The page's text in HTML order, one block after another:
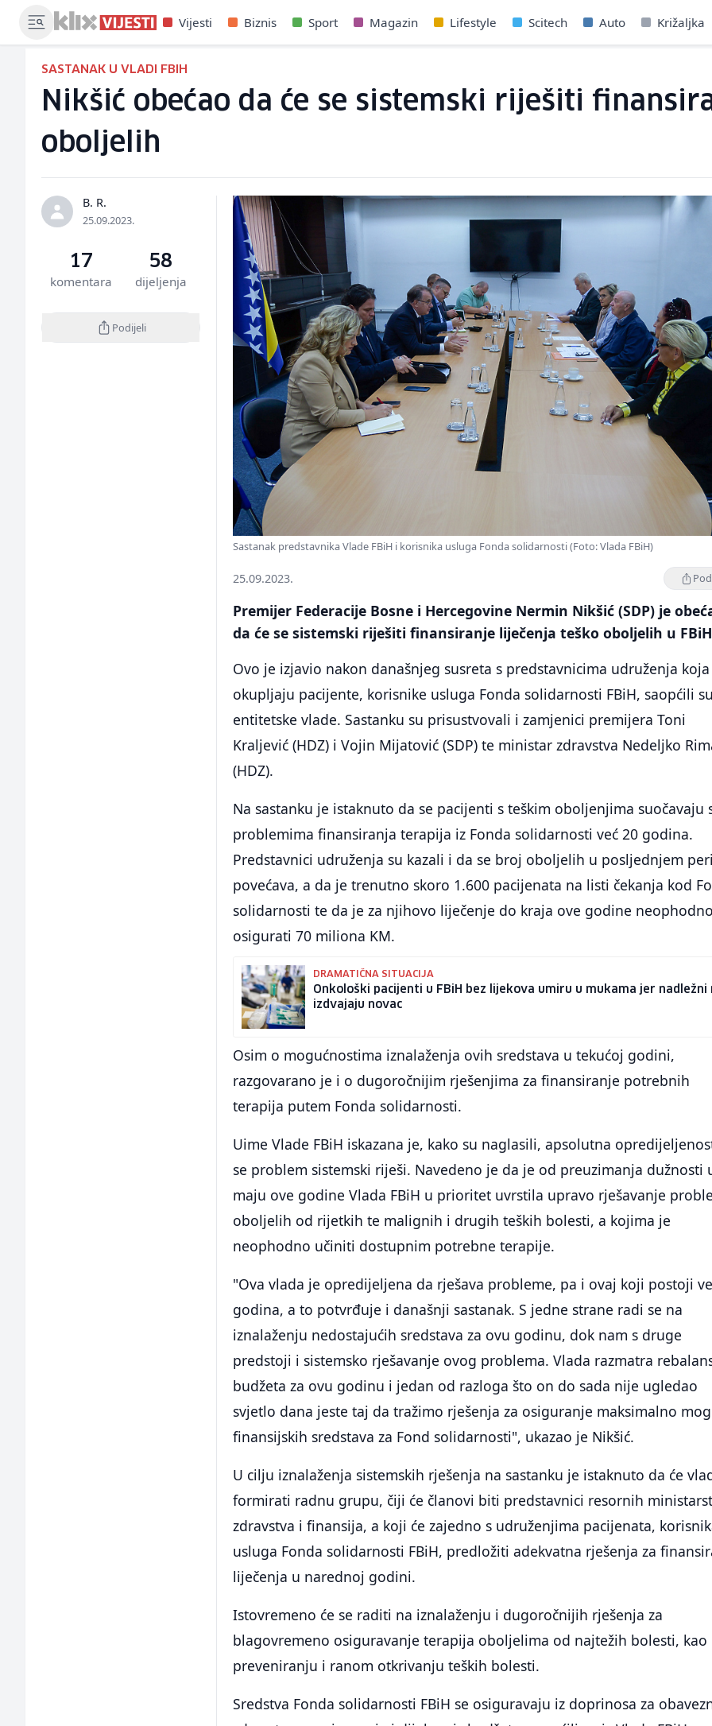
Vijesti Biznis Sport Magazin Lifestyle Scitech Auto Križaljka
SASTANAK U VLADI FBIH
Nikšić obećao da će se sistemski riješiti
oboljelih
B. R.
25.09.2023.
17
komentara
58
dijeljenja
Podijeli
Sastanak predstavnika Vlade FBiH i korisnika usluga Fonda solidarnosti (Foto: Vlada FBiH)
25.09.2023.
Premijer Federacije Bosne i Hercegovine Nermin Nikšić (SDP) je
da će se sistemski riješiti finansiranje liječenja teško oboljelih u
Ovo je izjavio nakon današnjeg susreta s predstavnicima udruženja koja
okupljaju pacijente, korisnike usluga Fonda solidarnosti FBiH, saopćili
entitetske vlade. Sastanku su prisustvovali i zamjenici premijera Toni
Kraljević (HDZ) i Vojin Mijatović (SDP) te ministar zdravstva Nedeljko
(HDZ).
Na sastanku je istaknuto da se pacijenti s teškim oboljenjima suočavaju
problemima finansiranja terapija iz Fonda solidarnosti već 20 godina.
Predstavnici udruženja su kazali i da se broj oboljelih u posljednjem
povećava, a da je trenutno skoro 1.600 pacijenata na listi čekanja kod
solidarnosti te da je za njihovo liječenje do kraja ove godine
osigurati 70 miliona KM.
DRAMATIČNA SITUACIJA
Onkološki pacijenti u FBiH bez lijekova umiru u mukama jer nadležni
izdvajaju novac
Osim o mogućnostima iznalaženja ovih sredstava u tekućoj godini,
razgovarano je i o dugoročnijim rješenjima za finansiranje potrebnih
terapija putem Fonda solidarnosti.
Uime Vlade FBiH iskazana je, kako su naglasili, apsolutna
se problem sistemski riješi. Navedeno je da je od preuzimanja dužnosti
maju ove godine Vlada FBiH u prioritet uvrstila upravo rješavanje
oboljelih od rijetkih te malignih i drugih teških bolesti, a kojima je
neophodno učiniti dostupnim potrebne terapije.
"Ova vlada je opredijeljena da rješava probleme, pa i ovaj koji postoji
godina, a to potvrđuje i današnji sastanak. S jedne strane radi se na
iznalaženju nedostajućih sredstava za ovu godinu, dok nam s druge
predstoji i sistemsko rješavanje ovog problema. Vlada razmatra
budžeta za ovu godinu i jedan od razloga što on do sada nije ugledao
svjetlo dana jeste taj da tražimo rješenja za osiguranje maksimalno
finansijskih sredstava za Fond solidarnosti", ukazao je Nikšić.
U cilju iznalaženja sistemskih rješenja na sastanku je istaknuto da će
formirati radnu grupu, čiji će članovi biti predstavnici resornih
zdravstva i finansija, a koji će zajedno s udruženjima pacijenata,
usluga Fonda solidarnosti FBiH, predložiti adekvatna rješenja za
liječenja u narednoj godini.
Istovremeno će se raditi na iznalaženju i dugoročnijih rješenja za
blagovremeno osiguravanje terapija oboljelima od najtežih bolesti, kao
preveniranju i ranom otkrivanju teških bolesti.
Sredstva Fonda solidarnosti FBiH se osiguravaju iz doprinosa za